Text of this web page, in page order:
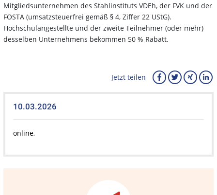
Mitgliedsunternehmen des Stahlinstituts VDEh, der FVK und der
FOSTA (umsatzsteuerfrei gemäß § 4, Ziffer 22 UStG).
Hochschulangestellte und der zweite Teilnehmer (oder mehr)
desselben Unternehmens bekommen 50 % Rabatt.
Jetzt teilen
10.03.2026
online,